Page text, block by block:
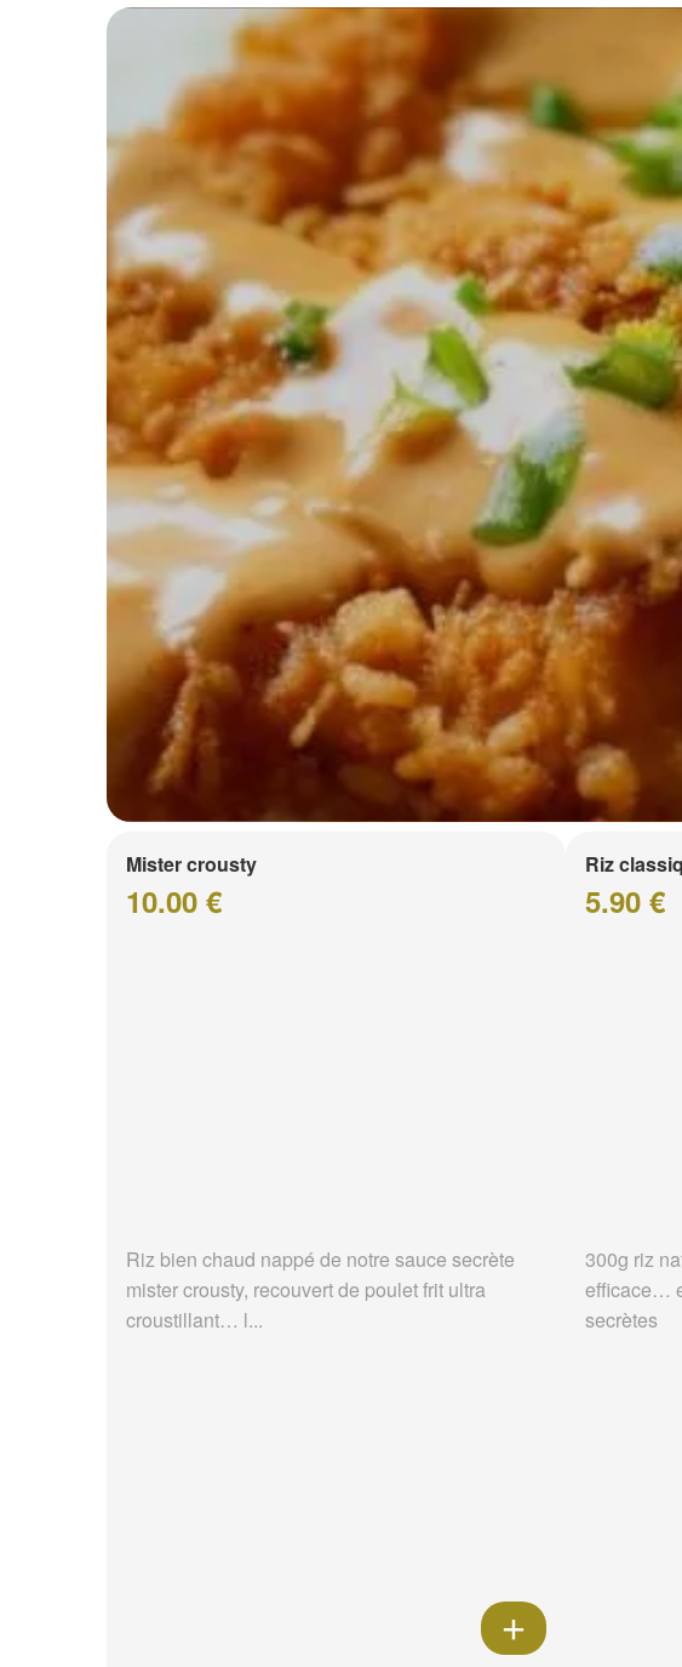
Mister crousty
10.00 €
Riz bien chaud nappé de notre sauce secrète
mister crousty, recouvert de poulet frit ultra
croustillant… l...
Riz
5.90 €
300g riz
efficace…
secrètes